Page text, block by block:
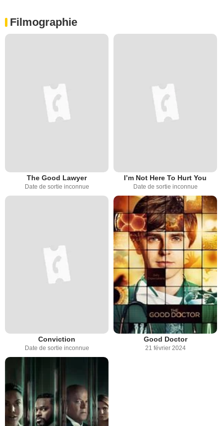
Filmographie
The Good Lawyer
Date de sortie inconnue
I’m Not Here To Hurt You
Date de sortie inconnue
Conviction
Date de sortie inconnue
Good Doctor
21 février 2024